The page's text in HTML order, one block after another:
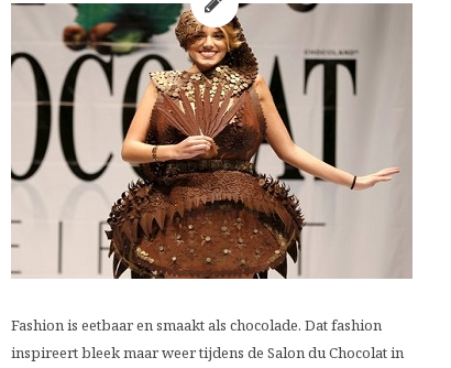
Fashion is eetbaar en smaakt als chocolade. Dat fashion
inspireert bleek maar weer tijdens de Salon du Chocolat in